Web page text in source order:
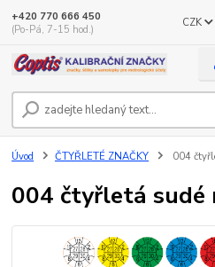
CZK
+420 770 666 450
(Po-Pá, 7-15 hod.)
Úvod ČTYŘLETÉ ZNAČKY 004
004 čtyřletá sudé